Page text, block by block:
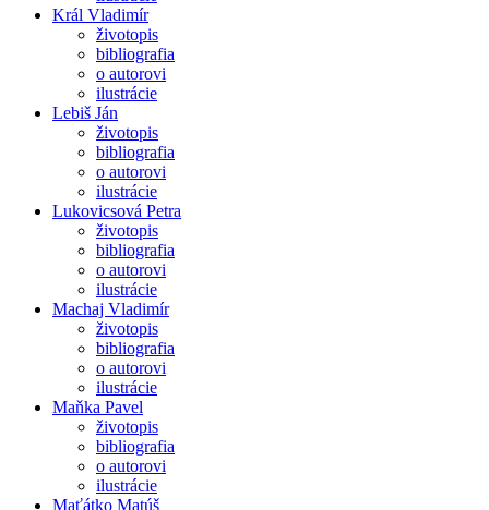
Král Vladimír
životopis
bibliografia
o autorovi
ilustrácie
Lebiš Ján
životopis
bibliografia
o autorovi
ilustrácie
Lukovicsová Petra
životopis
bibliografia
o autorovi
ilustrácie
Machaj Vladimír
životopis
bibliografia
o autorovi
ilustrácie
Maňka Pavel
životopis
bibliografia
o autorovi
ilustrácie
Maťátko Matúš